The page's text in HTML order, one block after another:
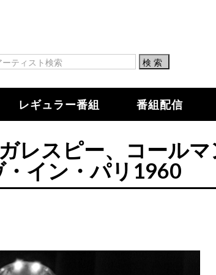
レギュラー番組 番組配信
レスピー、コールマ
イン・パリ1960